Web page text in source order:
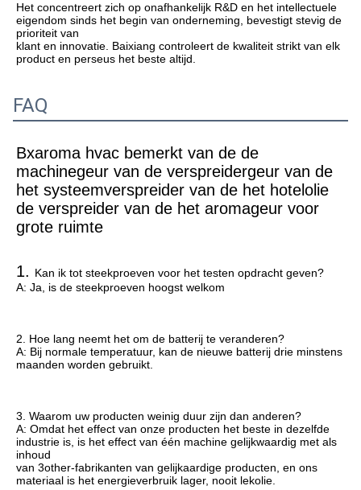
Het concentreert zich op onafhankelijk R&D en het intellectuele
eigendom sinds het begin van onderneming, bevestigt stevig de
prioriteit van
klant en innovatie. Baixiang controleert de kwaliteit strikt van elk
product en perseus het beste altijd.
FAQ
Bxaroma hvac bemerkt van de de
machinegeur van de verspreidergeur van de
het systeemverspreider van de het hotelolie
de verspreider van de het aromageur voor
grote ruimte
1. Kan ik tot steekproeven voor het testen opdracht geven?
A: Ja, is de steekproeven hoogst welkom
2. Hoe lang neemt het om de batterij te veranderen?
A: Bij normale temperatuur, kan de nieuwe batterij drie minstens
maanden worden gebruikt.
3. Waarom uw producten weinig duur zijn dan anderen?
A: Omdat het effect van onze producten het beste in dezelfde
industrie is, is het effect van één machine gelijkwaardig met als
inhoud
van 3other-fabrikanten van gelijkaardige producten, en ons
materiaal is het energieverbruik lager, nooit lekolie.